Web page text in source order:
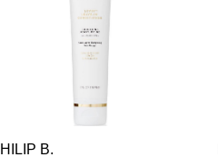
B.